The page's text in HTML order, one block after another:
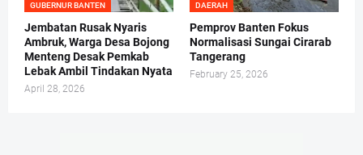
GUBERNUR BANTEN
Jembatan Rusak Nyaris
Ambruk, Warga Desa Bojong
Menteng Desak Pemkab
Lebak Ambil Tindakan Nyata
April 28, 2026
DAERAH
Pemprov Banten Fokus
Normalisasi Sungai Cirarab
Tangerang
February 25, 2026